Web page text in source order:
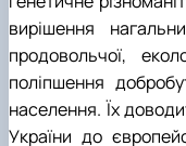
вирішення
продовольчої,
поліпшення
населення. Їх
України до